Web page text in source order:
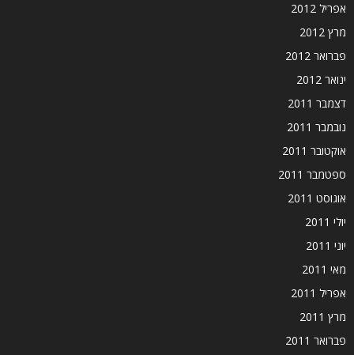
אפריל 2012
מרץ 2012
פברואר 2012
ינואר 2012
דצמבר 2011
נובמבר 2011
אוקטובר 2011
ספטמבר 2011
אוגוסט 2011
יולי 2011
יוני 2011
מאי 2011
אפריל 2011
מרץ 2011
פברואר 2011